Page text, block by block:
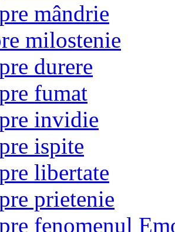
mândrie
milostenie
durere
fumat
invidie
ispite
libertate
prietenie
fenomenul